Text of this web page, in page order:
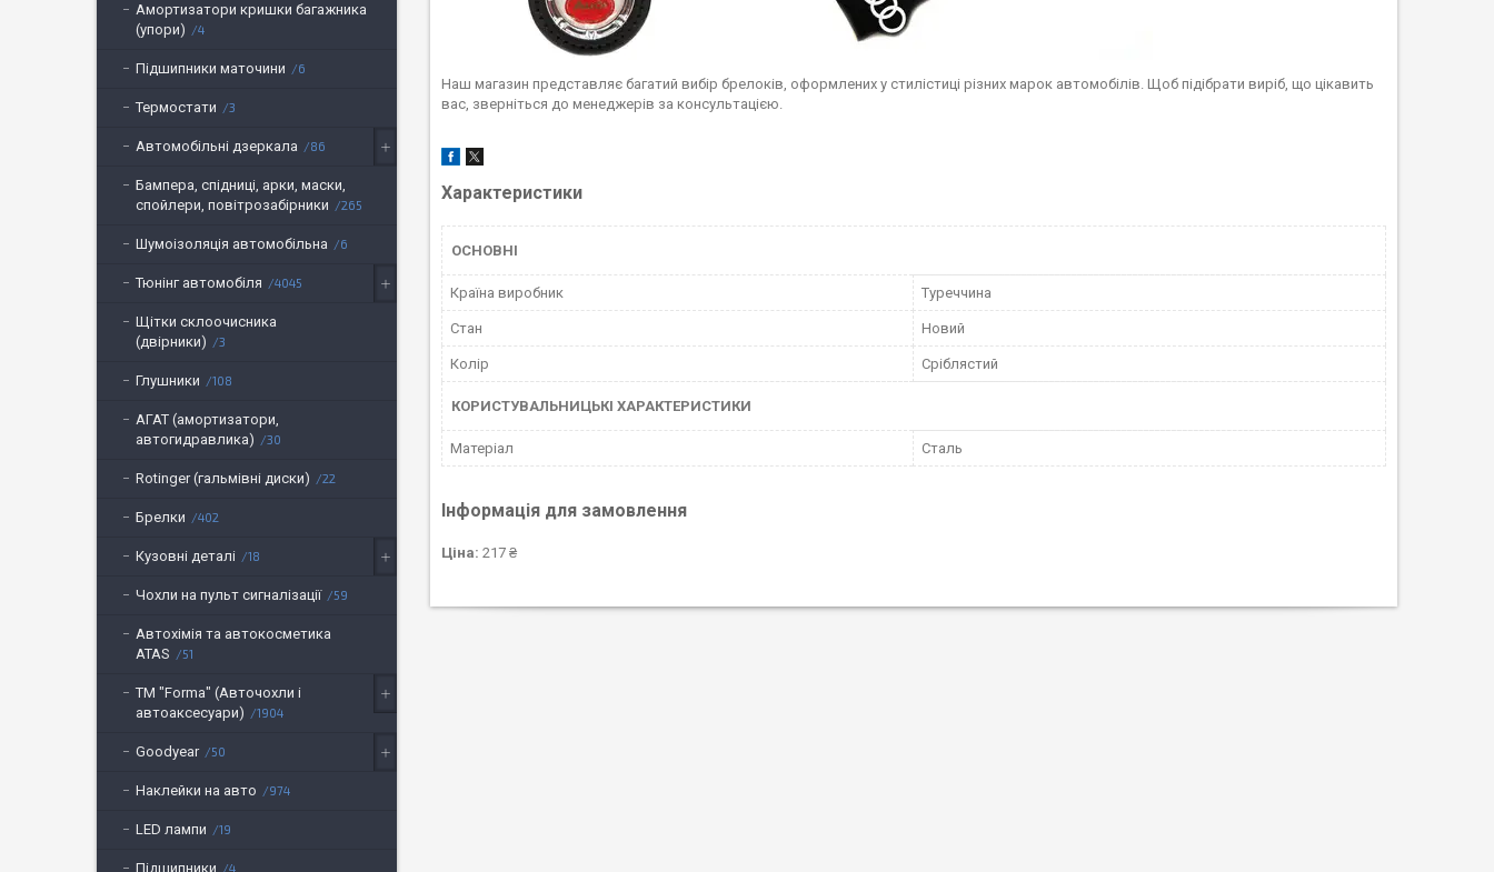
Наш магазин представляє багатий вибір брелоків, оформлених у стилістиці різних марок автомобілів. Щоб підібрати виріб, що цікавить
вас, зверніться до менеджерів за консультацією.
Характеристики
ОСНОВНІ
Країна виробник Туреччина
Стан Новий
Колір Сріблястий
КОРИСТУВАЛЬНИЦЬКІ ХАРАКТЕРИСТИКИ
Матеріал Сталь
Інформація для замовлення
Ціна: 217 ₴
Амортизатори кришки багажника
(упори)
4
Підшипники маточини 6
Термостати 3
Автомобільні дзеркала 86
Бампера, спідниці, арки, маски,
спойлери, повітрозабірники
265
Шумоізоляція автомобільна 6
Тюнінг автомобіля 4045
Щітки склоочисника
(двірники)
3
Глушники 108
АГАТ (амортизатори,
автогидравлика)
30
Rotinger (гальмівні диски) 22
Брелки 402
Кузовні деталі 18
Чохли на пульт сигналізації 59
Автохімія та автокосметика
ATAS
51
ТМ "Forma" (Авточохли і
автоаксесуари)
1904
Goodyear 50
Наклейки на авто 974
LED лампи 19
Підшипники 4